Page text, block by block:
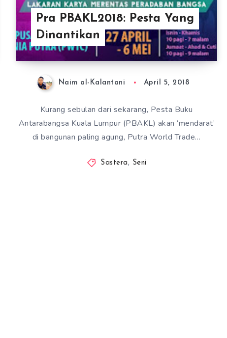
Pra PBAKL2018: Pesta Yang
Dinantikan
Naim al-Kalantani April 5, 2018
Kurang sebulan dari sekarang, Pesta Buku
Antarabangsa Kuala Lumpur (PBAKL) akan ‘mendarat’
di bangunan paling agung, Putra World Trade…
Sastera, Seni